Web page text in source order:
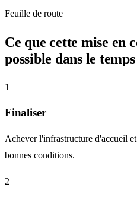
Feuille de route
Ce que cette mise en
possible dans le temps
1
Finaliser
Achever l'infrastructure d'accueil
bonnes conditions.
2